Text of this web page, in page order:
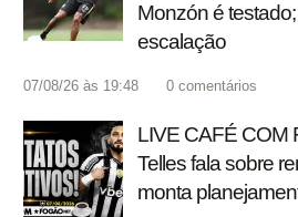
Monzón é
escalação
07/08/26 às 19:48 0 comentários
LIVE CAFÉ COM
Telles fala sobre
monta